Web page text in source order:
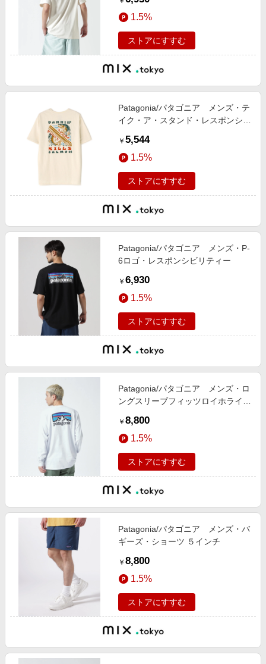
1.5%
ストアにすすむ
Patagonia/パタゴニア メンズ・テ
イク・ア・スタンド・レスポンシビ
￥ 5,544
1.5%
ストアにすすむ
Patagonia/パタゴニア メンズ・P-
6ロゴ・レスポンシビリティー
￥ 6,930
1.5%
ストアにすすむ
Patagonia/パタゴニア メンズ・ロ
ングスリーブフィッツロイホライゾ
￥ 8,800
1.5%
ストアにすすむ
Patagonia/パタゴニア メンズ・バ
ギーズ・ショーツ ５インチ
￥ 8,800
1.5%
ストアにすすむ